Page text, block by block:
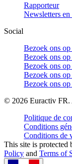
Rapporteur
Newsletters en
Social
Bezoek ons
Bezoek ons
Bezoek ons op
Bezoek ons op
Bezoek ons
© 2026 Euractiv FR.
Politique de
Conditions
Conditions de
This site is
Policy and Terms of